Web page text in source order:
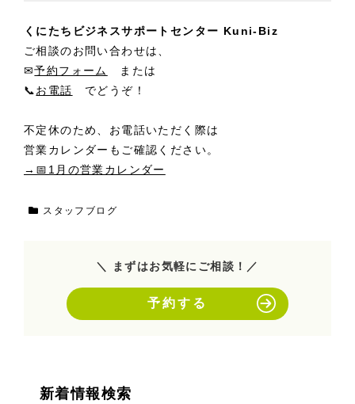
くにたちビジネスサポートセンター Kuni-Biz
ご相談のお問い合わせは、
✉予約フォーム
または
📞お電話 でどうぞ！
不定休のため、お電話いただく際は
営業カレンダーもご確認ください。
→📅1月の営業カレンダー
スタッフブログ
＼ まずはお気軽にご相談！／
予約する
新着情報検索